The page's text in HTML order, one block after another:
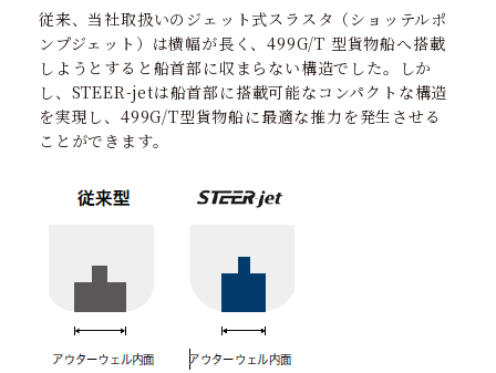
従来、当社取扱いのジェット式スラスタ（ショッテルポ
ンプジェット）は横幅が長く、499G/T 型貨物船へ搭載
しようとすると船首部に収まらない構造でした。しか
し、STEER-jetは船首部に搭載可能なコンパクトな構造
を実現し、499G/T型貨物船に最適な推力を発生させる
ことができます。